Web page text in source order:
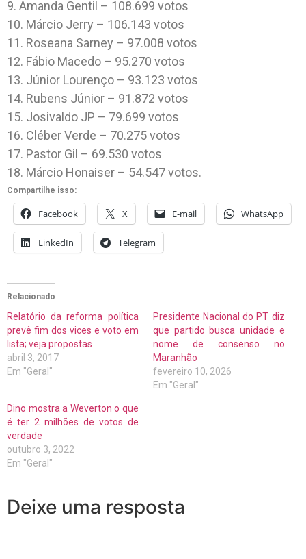
9. Amanda Gentil – 108.699 votos
10. Márcio Jerry – 106.143 votos
11. Roseana Sarney – 97.008 votos
12. Fábio Macedo – 95.270 votos
13. Júnior Lourenço – 93.123 votos
14. Rubens Júnior – 91.872 votos
15. Josivaldo JP – 79.699 votos
16. Cléber Verde – 70.275 votos
17. Pastor Gil – 69.530 votos
18. Márcio Honaiser – 54.547 votos.
Compartilhe isso:
Facebook X E-mail WhatsApp
LinkedIn Telegram
Relacionado
Relatório da reforma política
prevê fim dos vices e voto em
lista; veja propostas
abril 3, 2017
Em "Geral"
Presidente Nacional do PT diz
que partido busca unidade e
nome de consenso no
Maranhão
fevereiro 10, 2026
Em "Geral"
Dino mostra a Weverton o que
é ter 2 milhões de votos de
verdade
outubro 3, 2022
Em "Geral"
Deixe uma resposta